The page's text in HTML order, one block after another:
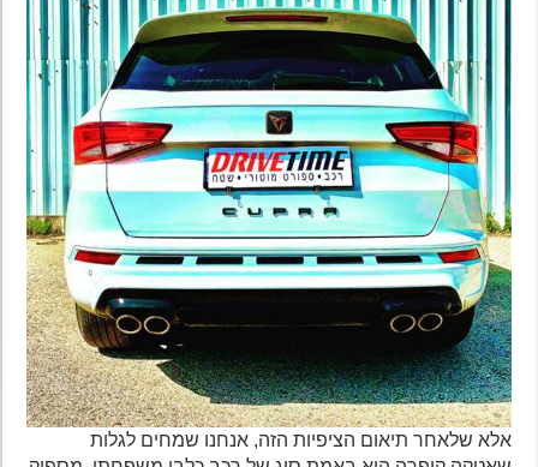
אלא שלאחר תיאום הציפיות הזה, אנחנו שמחים לגלות